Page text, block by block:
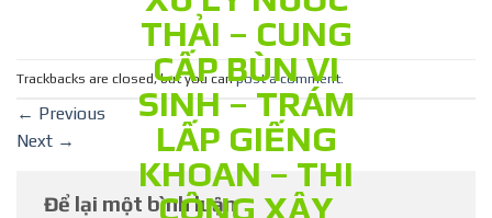
Trackbacks are closed, but you canpost a comment.
← Previous
Next →
Để lại một bình luận